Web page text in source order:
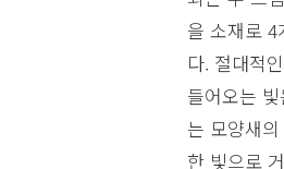
을 소재로
다. 절대적
들어오는
는 모양새
한 빛으로